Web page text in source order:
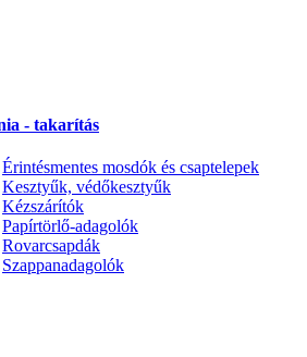
- takarítás
Érintésmentes mosdók és csaptelepek
Kesztyűk, védőkesztyűk
Kézszárítók
Papírtörlő-adagolók
Rovarcsapdák
Szappanadagolók